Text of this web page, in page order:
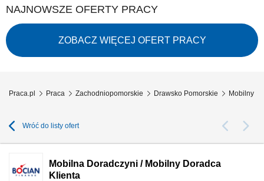
NAJNOWSZE OFERTY PRACY
ZOBACZ WIĘCEJ OFERT PRACY
Praca.pl Praca Zachodniopomorskie Drawsko Pomorskie Mobilny
Wróć do listy ofert
Mobilna Doradczyni / Mobilny Doradca
Klienta